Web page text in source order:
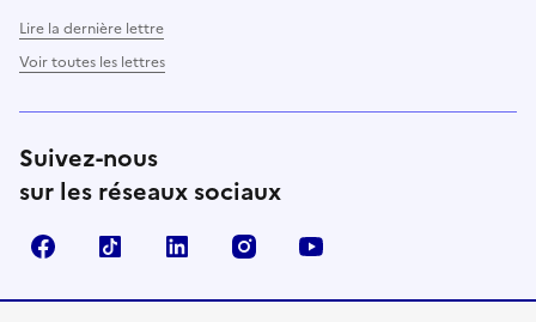
Lire la dernière lettre
Voir toutes les lettres
Suivez-nous
sur les réseaux sociaux
FacebookTikTok LinkedIn Instagram